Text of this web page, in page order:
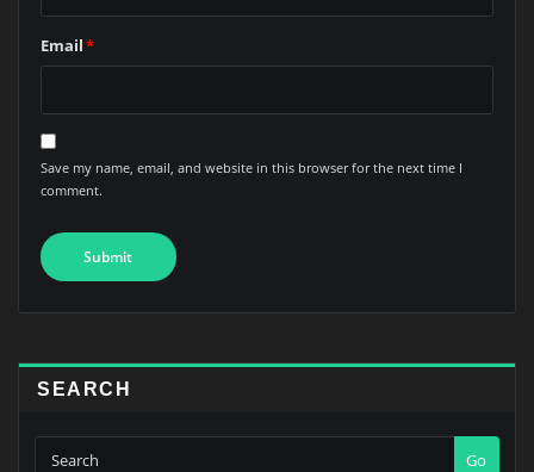
Email*
Save my name, email, and website in this browser for the next time I
comment.
SEARCH
Go